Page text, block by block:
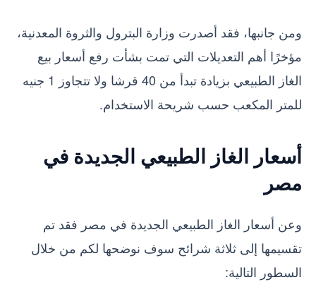
ومن جانبها، فقد أصدرت وزارة البترول والثروة المعدنية،
مؤخرًا أهم التعديلات التي تمت بشأت رفع أسعار بيع
الغاز الطبيعي بزيادة تبدأ من 40 قرشا ولا تتجاوز 1 جنيه
للمتر المكعب حسب شريحة الاستخدام.
أسعار الغاز الطبيعي الجديدة في
مصر
وعن أسعار الغاز الطبيعي الجديدة في مصر فقد تم
تقسيمها إلى ثلاثة شرائح سوف نوضحها لكم من خلال
السطور التالية: